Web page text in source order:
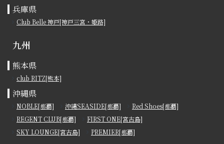
兵庫県
Club Belle 神戸[神戸三宮・姫路]
九州
熊本県
club RITZ[熊本]
沖縄県
NOBLE[那覇] 沖縄SEASIDE[那覇]
Red Shoes[那覇]
REGENT CLUB[那覇]
FIRST ONE[宮古島]
SKY LOUNGE[宮古島]
PREMIER[那覇]